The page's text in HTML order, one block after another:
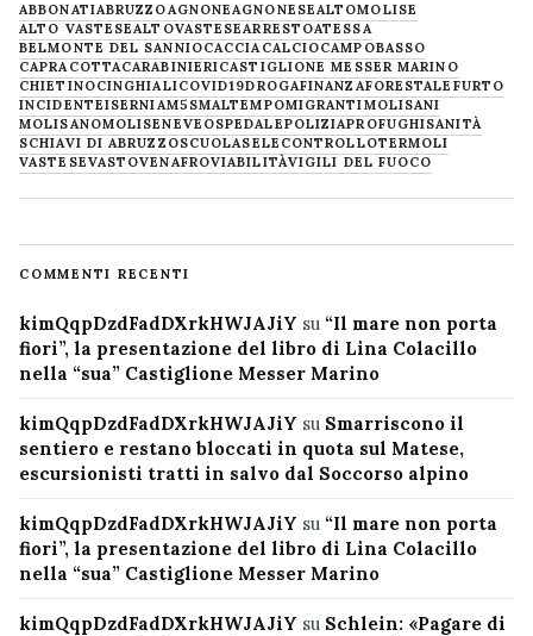
ABBONATIABRUZZOAGNONEAGNONESEALTOMOLISE
ALTO VASTESEALTOVASTESEARRESTOATESSA
BELMONTE DEL SANNIOCACCIACALCIOCAMPOBASSO
CAPRACOTTACARABINIERICASTIGLIONE MESSER MARINO
CHIETINOCINGHIALICOVID19DROGAFINANZAFORESTALE FURTO
INCIDENTEISERNIAM5SMALTEMPOMIGRANTIMOLISANI
MOLISANOMOLISENEVE OSPEDALEPOLIZIAPROFUGHISANITÀ
SCHIAVI DI ABRUZZOSCUOLASELECONTROLLOTERMOLI
VASTESEVASTOVENAFROVIABILITÀVIGILI DEL FUOCO
COMMENTI RECENTI
kimQqpDzdFadDXrkHWJAJiY su “Il mare non porta
fiori”, la presentazione del libro di Lina Colacillo
nella “sua” Castiglione Messer Marino
kimQqpDzdFadDXrkHWJAJiY su Smarriscono il
sentiero e restano bloccati in quota sul Matese,
escursionisti tratti in salvo dal Soccorso alpino
kimQqpDzdFadDXrkHWJAJiY su “Il mare non porta
fiori”, la presentazione del libro di Lina Colacillo
nella “sua” Castiglione Messer Marino
kimQqpDzdFadDXrkHWJAJiY su Schlein: «Pagare di